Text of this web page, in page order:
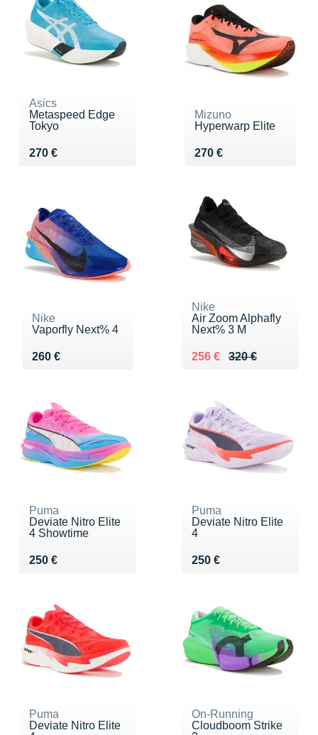
Asics
Metaspeed Edge
Tokyo
270 €
Vendu 270 €
Mizuno
Hyperwarp Elite
270 €
Vendu 270 €
Nike
Vaporfly Next% 4
260 €
Vendu 260 €
Nike
Air Zoom Alphafly
Next% 3 M
320 €
Au lieu de 320 €
256 €
Vendu 256 €
Puma
Deviate Nitro Elite
4 Showtime
250 €
Vendu 250 €
Puma
Deviate Nitro Elite
4
250 €
Vendu 250 €
Puma
Deviate Nitro Elite
On-Running
Cloudboom Strike